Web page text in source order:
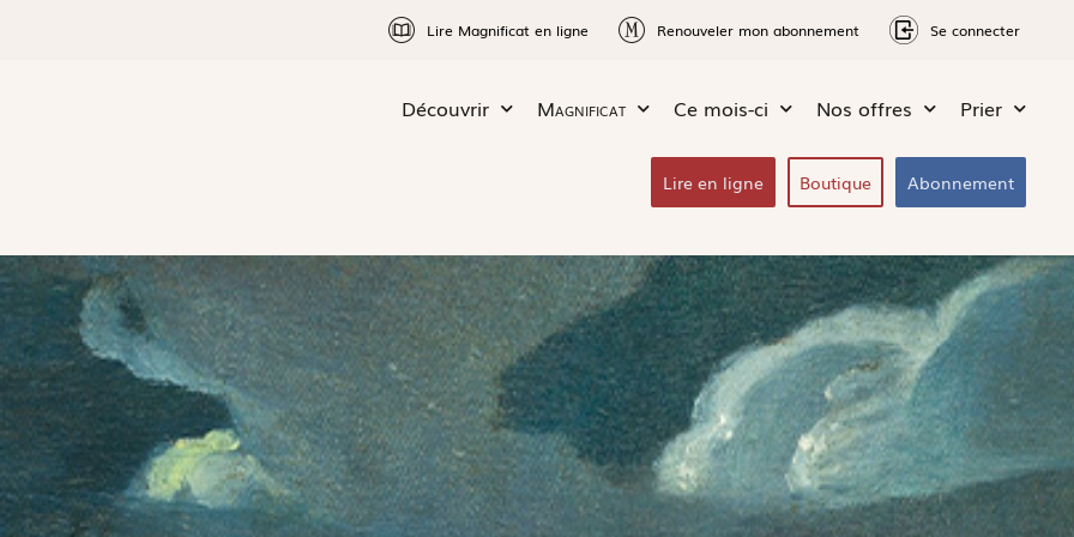
Lire Magnificat en ligne Renouveler mon abonnement Se connecter
Découvrir Magnificat Ce mois-ci Nos offres Prier
Lire en ligne Boutique Abonnement